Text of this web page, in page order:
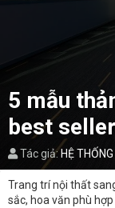
5 mẫu
best
Tác giả: HỆ
Trang trí nội thất
sắc, hoa văn phù